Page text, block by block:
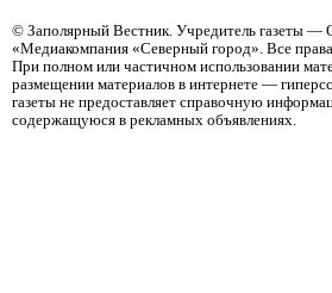
© Заполярный Вестник. Учредитель газеты
«Медиакомпания «Северный город». Все
При полном или частичном использовании
размещении материалов в интернете —
газеты не предоставляет справочную
содержащуюся в рекламных объявлениях.